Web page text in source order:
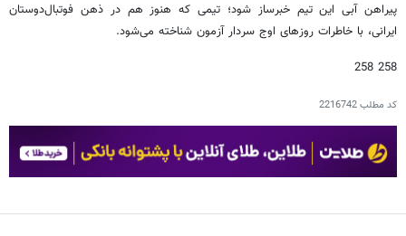
پیراهن آبی این تیم خبرساز شود؛ تیمی که هنوز هم در ذهن فوتبال‌دوستان
ایرانی، با خاطرات روزهای اوج سردار آزمون شناخته می‌شود.
258 258
کد مطلب2216742